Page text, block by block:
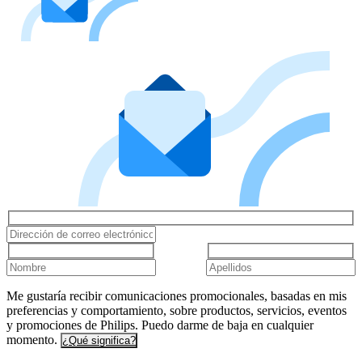
Me gustaría recibir comunicaciones promocionales, basadas en mis
preferencias y comportamiento, sobre productos, servicios, eventos
y promociones de Philips. Puedo darme de baja en cualquier
momento. ¿Qué significa?